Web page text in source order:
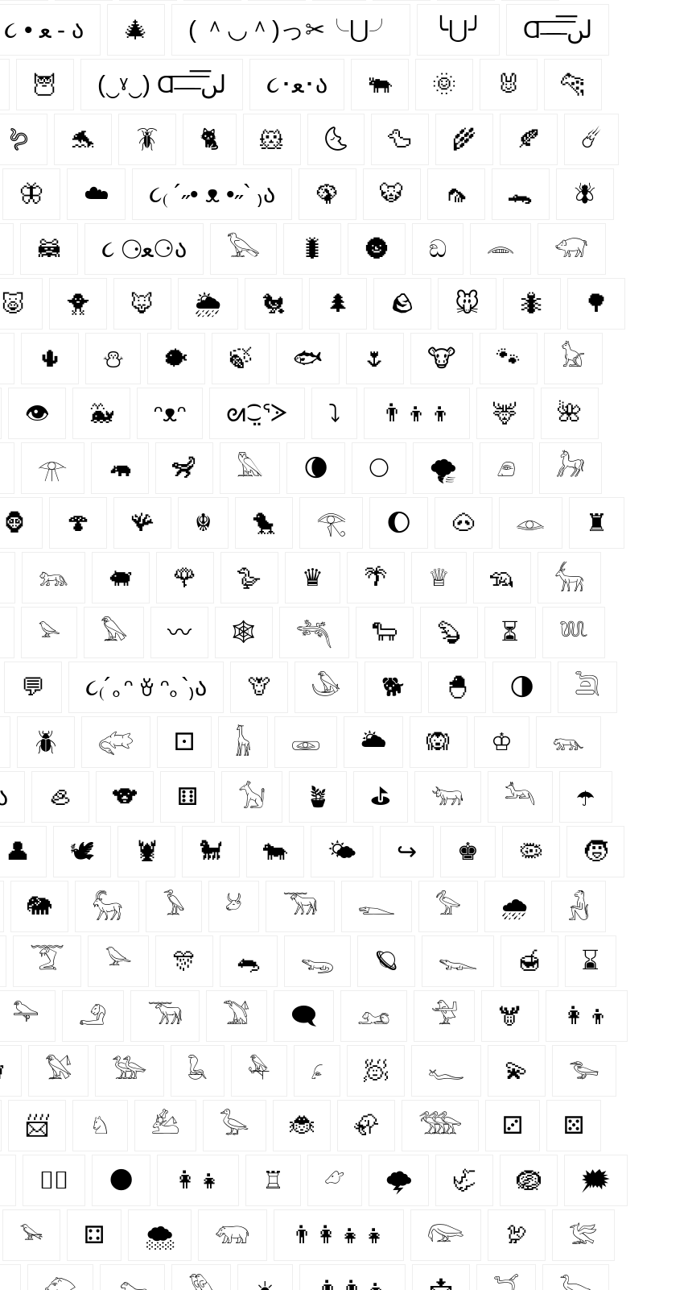
૮ • ﻌ - ა 🎄 ( ＾◡＾)っ✂╰⋃╯ ╰⋃╯ Ɑ͞ ̶͞ ̶͞ ̶͞ لں͞
🦉 (‿ˠ‿) Ɑ͞ ̶͞ ̶͞ ̶͞ لں͞ ૮･ﻌ･ა 🐃 🌞 🐰 🐆
🪱 🐬 🪳 🐈 🐹 🌜 🦆 🌾 🍂 ☄️
🦋 ☁️ ૮₍ ´˶• ᴥ •˶` ₎ა 🦚 🐯 🦟 🐊 🪰
🦝 ૮ ⚆ﻌ⚆ა 𓅂 🐛 🌚 ඞ 𓂎 𓃟
🐷 🐥 🦊 🌦️ 🐔 🌲 🪨 🐭 🐜 🌳
🌵 ⛄ 🐡 🍃 🐟 🌷 🐮 🐾 𓃠
👁️ 🐳 ᵔᴥᵔ ᘛ⁐̤ᕐᐷ ⤵ 👨‍👦‍👦 🦌 🌺
𓁿 🦛 🦨 𓅓 🌘 🌕 🌪️ 𓂉 𓃗
🦍 🍄‍ 🪸 ☬ 🐤 𓂀 🌔 🐽 𓁼 ♜
𓃬 🐖 🌹 🪿 ♛ 🌴 ♕ 🦡 𓃲
𓅫 𓅃 〰️ 🕸️ 𓆈 🐑 🦫 ⏳ 𓆚
💬 ૮₍´｡ᵔ ꈊ ᵔ｡`₎ა 🦒 𓅇 🐕 🐣 🌗 𓆖
🪲 𓅾 ⚀ 𓃱 𓁾 🌥️ 🙉 ♔ 𓃮
🦪 🐨 ⚅ 𓃩 🪴 ⛳ 𓃓 𓃢 ☂️
👤 🕊 🦞 🐩 🐄 🌤️ ↪ ♚ 🦠 🧒
🐘 𓃵 𓅥 𓃾 𓃝 𓆍 𓅞 🌧️ 𓃻
𓄆 𓅪 🎊 🐀 𓆌 🪐 𓆊 🍯 ⌛
𓅍 𓄂 𓃞 𓅑 🗨 𓃭 𓅴 🫎 👩‍👦
𓅄 𓅺 𓆘 𓅆 𓂊 🧖 𓆑 💫 𓅧
📨 ♘ 𓃕 𓅭 🐞 🦣 𓅢 ⚂ ⚄
🐕‍🦺 🌑 👩‍👧 ♖ 𓃿 🌩️ 🦏 🪺 🗯
𓅩 ⚃ 🌨️ 𓃯 👨‍👩‍👧‍👧 𓅼 🦃 𓅛